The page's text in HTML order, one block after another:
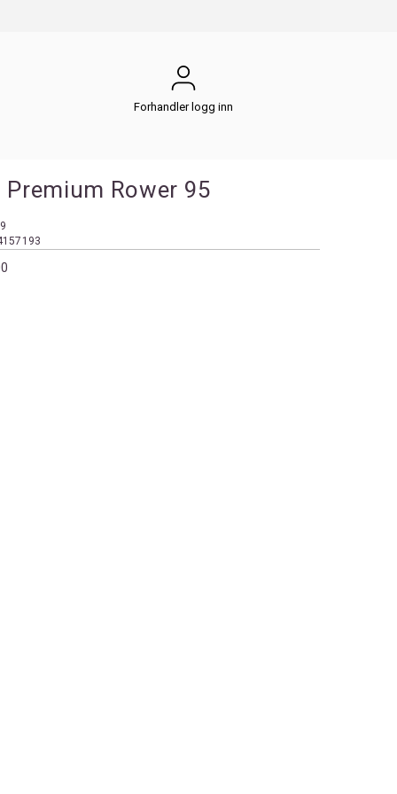
Forhandler logg inn
Premium Rower 95